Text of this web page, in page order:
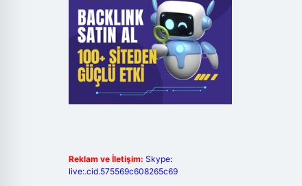
Reklam ve İletişim: Skype:
live:.cid.575569c608265c69